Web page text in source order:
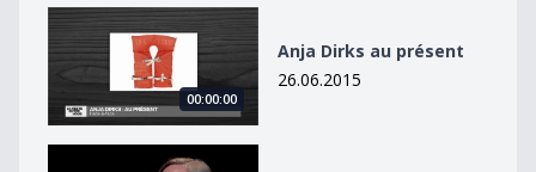
Anja Dirks au présent
00:00:00
Anja Dirks au présent
26.06.2015
Les rêves d&#039;Anja Dirks